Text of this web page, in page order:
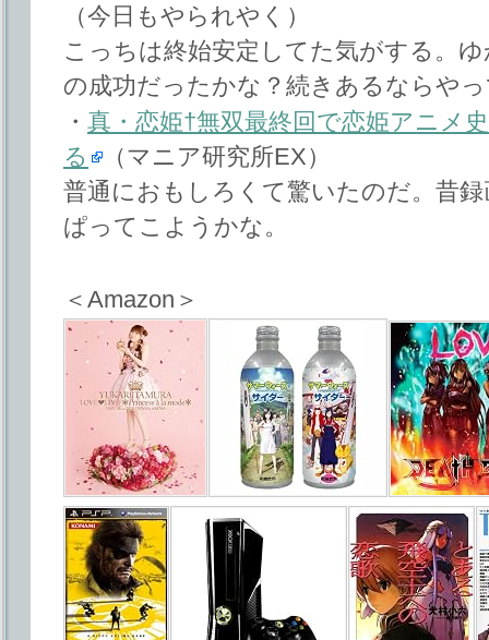
（今日もやられやく）
こっちは終始安定してた気がする。
の成功だったかな？続きあるならや
・ 真・恋姫†無双最終回で恋姫アニメ
る
（マニア研究所EX）
普通におもしろくて驚いたのだ。昔
ぱってこようかな。
＜Amazon＞